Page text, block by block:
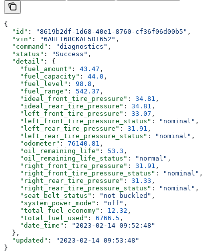
{
  "id"
: "8619b2df-1d68-40e1-8760-cf36f06d00b5" ,
  "vin"
: "6AHFT68CKAF501652" ,
  "command"
: "diagnostics" ,
  "status"
: "Success" ,
  "detail"
: {
    "fuel_amount"
: 43.47 ,
    "fuel_capacity"
: 44.0 ,
    "fuel_level"
: 98.8 ,
    "fuel_range"
: 542.37 ,
    "ideal_front_tire_pressure"
: 34.81 ,
    "ideal_rear_tire_pressure"
: 34.81 ,
    "left_front_tire_pressure"
: 33.07 ,
    "left_front_tire_pressure_status"
: "nominal" ,
    "left_rear_tire_pressure"
: 31.91 ,
    "left_rear_tire_pressure_status"
: "nominal" ,
    "odometer"
: 76140.81 ,
    "oil_remaining_life"
: 53.3 ,
    "oil_remaining_life_status"
: "normal" ,
    "right_front_tire_pressure"
: 31.91 ,
    "right_front_tire_pressure_status"
: "nominal" ,
    "right_rear_tire_pressure"
: 31.33 ,
    "right_rear_tire_pressure_status"
: "nominal" ,
    "seat_belt_status"
: "not buckled" ,
    "system_power_mode"
: "off" ,
    "total_fuel_economy"
: 12.32 ,
    "total_fuel_used"
: 6766.5 ,
    "date_time"
:
"2023-02-14 09:52:48"
  },
  "updated"
:
"2023-02-14 09:53:48"
}